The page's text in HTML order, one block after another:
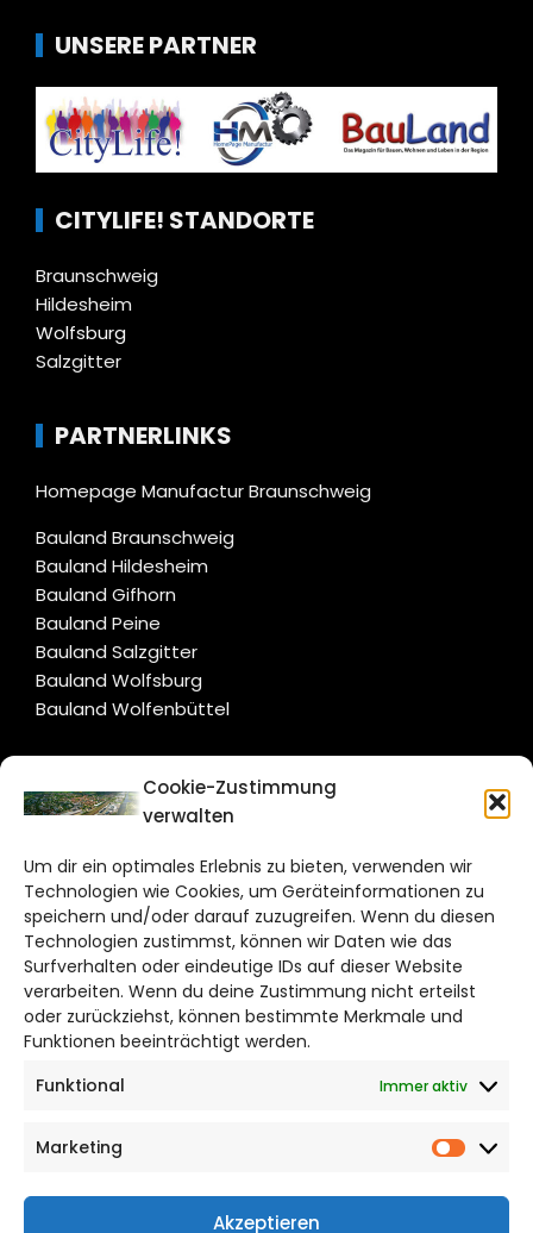
Cookie-Zustimmung
verwalten
Um dir ein optimales Erlebnis zu bieten, verwenden wir
Technologien wie Cookies, um Geräteinformationen zu
speichern und/oder darauf zuzugreifen. Wenn du diesen
Technologien zustimmst, können wir Daten wie das
Surfverhalten oder eindeutige IDs auf dieser Website
verarbeiten. Wenn du deine Zustimmung nicht erteilst
oder zurückziehst, können bestimmte Merkmale und
Funktionen beeinträchtigt werden.
Funktional
Immer aktiv
Marketing
Akzeptieren
UNSERE PARTNER
CITYLIFE! STANDORTE
Braunschweig
Hildesheim
Wolfsburg
Salzgitter
PARTNERLINKS
Homepage Manufactur Braunschweig
Bauland Braunschweig
Bauland Hildesheim
Bauland Gifhorn
Bauland Peine
Bauland Salzgitter
Bauland Wolfsburg
Bauland Wolfenbüttel
CITYLIFE!
Bruchtorwall 12
38100 Braunschweig
Telefon: 0531 387220 – 65
DAS STADTMAGAZIN FÜR
WOLFSBURG
Impressum
Cookie Richtlinie
CITYLIFE! BEI FACEBOOK